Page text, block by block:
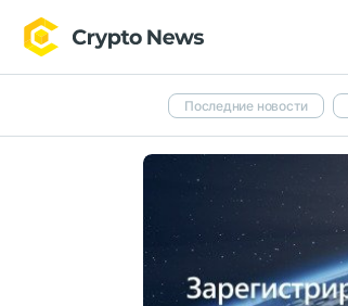
Последние новости